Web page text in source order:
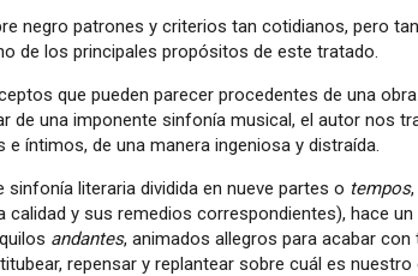
negro patrones y criterios tan cotidianos, pero
de los principales propósitos de este tratado.
que pueden parecer procedentes de una
de una imponente sinfonía musical, el autor nos
e íntimos, de una manera ingeniosa y distraída.
sinfonía literaria dividida en nueve partes o tempos
calidad y sus remedios correspondientes), hace
andantes, animados allegros para acabar
repensar y replantear sobre cuál es